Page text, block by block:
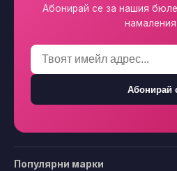
Абонирай се за нашия
Абонирай
Популярни марки